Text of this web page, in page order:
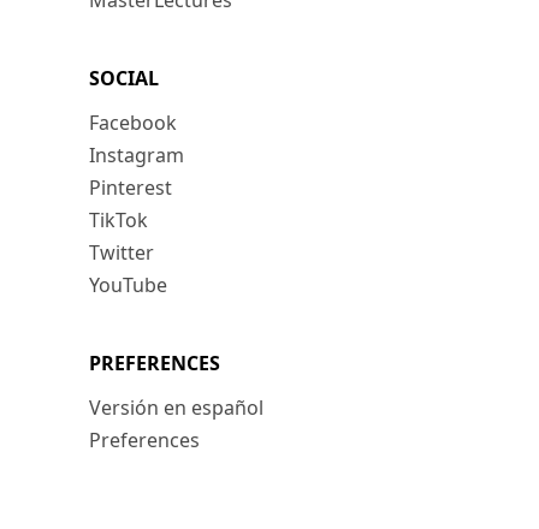
SOCIAL
Facebook
Instagram
Pinterest
TikTok
Twitter
YouTube
PREFERENCES
Versión en español
Preferences